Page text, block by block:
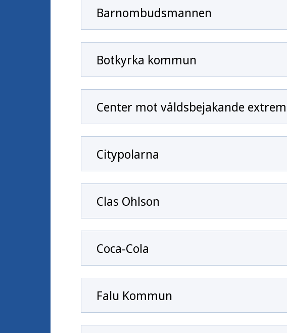
Barnombudsmannen
Botkyrka kommun
Center mot våldsbejakande
Citypolarna
Clas Ohlson
Coca-Cola
Falu Kommun